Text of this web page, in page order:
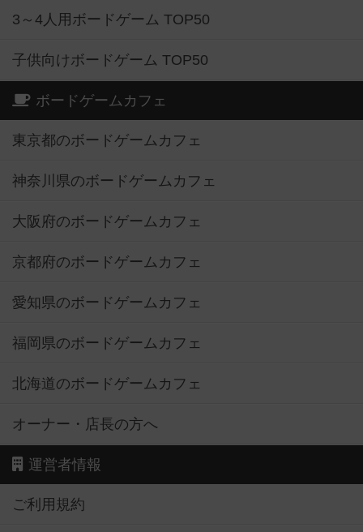
3～4人用ボードゲーム TOP50
子供向けボードゲーム TOP50
ボードゲームカフェ
東京都のボードゲームカフェ
神奈川県のボードゲームカフェ
大阪府のボードゲームカフェ
京都府のボードゲームカフェ
愛知県のボードゲームカフェ
福岡県のボードゲームカフェ
北海道のボードゲームカフェ
オーナー・店長の方へ
運営者情報
ご利用規約